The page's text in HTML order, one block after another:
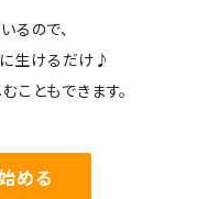
るので、
生けるだけ♪
こともできます。
める